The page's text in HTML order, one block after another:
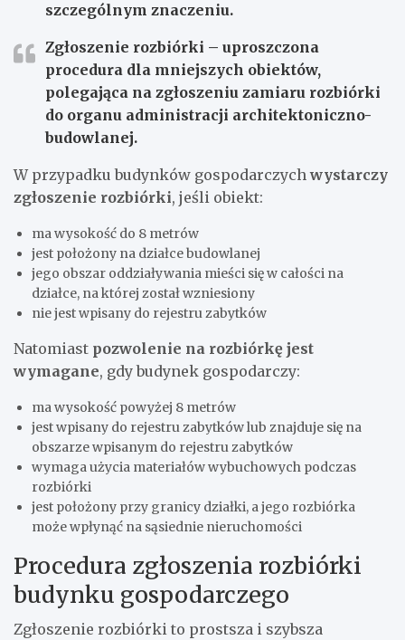
szczególnym znaczeniu.
Zgłoszenie rozbiórki – uproszczona
procedura dla mniejszych obiektów,
polegająca na zgłoszeniu zamiaru rozbiórki
do organu administracji architektoniczno-
budowlanej.
W przypadku budynków gospodarczychwystarczy
zgłoszenie rozbiórki, jeśli obiekt:
ma wysokość do 8 metrów
jest położony na działce budowlanej
jego obszar oddziaływania mieści się w całości na
działce, na której został wzniesiony
nie jest wpisany do rejestru zabytków
Natomiast pozwolenie na rozbiórkę jest
wymagane, gdy budynek gospodarczy:
ma wysokość powyżej 8 metrów
jest wpisany do rejestru zabytków lub znajduje się na
obszarze wpisanym do rejestru zabytków
wymaga użycia materiałów wybuchowych podczas
rozbiórki
jest położony przy granicy działki, a jego rozbiórka
może wpłynąć na sąsiednie nieruchomości
Procedura zgłoszenia rozbiórki
budynku gospodarczego
Zgłoszenie rozbiórki to prostsza i szybsza